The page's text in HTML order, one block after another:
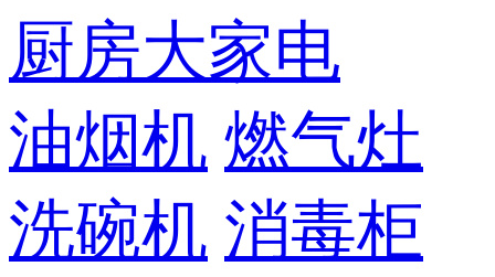
厨房大家电
油烟机 燃气灶
洗碗机 消毒柜